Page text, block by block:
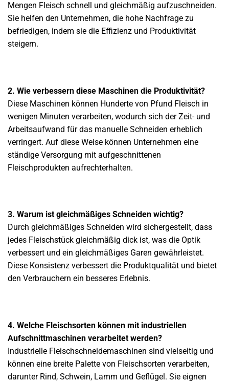
Mengen Fleisch schnell und gleichmäßig aufzuschneiden.
Sie helfen den Unternehmen, die hohe Nachfrage zu
befriedigen, indem sie die Effizienz und Produktivität
steigern.
2. Wie verbessern diese Maschinen die Produktivität?
Diese Maschinen können Hunderte von Pfund Fleisch in
wenigen Minuten verarbeiten, wodurch sich der Zeit- und
Arbeitsaufwand für das manuelle Schneiden erheblich
verringert. Auf diese Weise können Unternehmen eine
ständige Versorgung mit aufgeschnittenen
Fleischprodukten aufrechterhalten.
3. Warum ist gleichmäßiges Schneiden wichtig?
Durch gleichmäßiges Schneiden wird sichergestellt, dass
jedes Fleischstück gleichmäßig dick ist, was die Optik
verbessert und ein gleichmäßiges Garen gewährleistet.
Diese Konsistenz verbessert die Produktqualität und bietet
den Verbrauchern ein besseres Erlebnis.
4. Welche Fleischsorten können mit industriellen
Aufschnittmaschinen verarbeitet werden?
Industrielle Fleischschneidemaschinen sind vielseitig und
können eine breite Palette von Fleischsorten verarbeiten,
darunter Rind, Schwein, Lamm und Geflügel. Sie eignen